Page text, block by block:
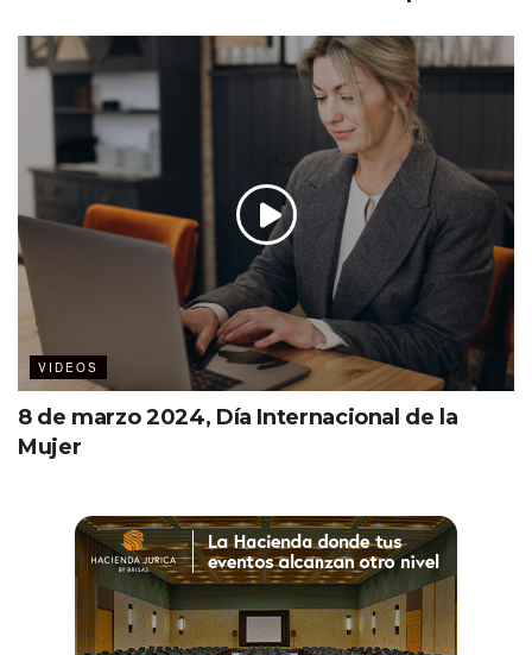
VIDEOS
8 de marzo 2024, Día Internacional de la
Mujer